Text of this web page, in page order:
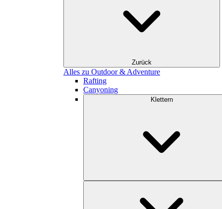
Zurück
Alles zu Outdoor & Adventure
Rafting
Canyoning
Klettern